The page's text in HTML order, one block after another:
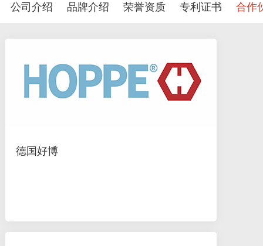
公司介绍 品牌介绍 荣誉资质 专利证书 合作
德国好博